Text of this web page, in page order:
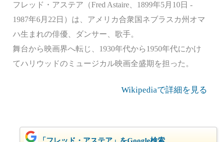
フレッド・アステア（Fred Astaire、1899年5月10日 -
1987年6月22日）は、アメリカ合衆国ネブラスカ州オマ
ハ生まれの俳優、ダンサー、歌手。
舞台から映画界へ転じ、1930年代から1950年代にかけ
てハリウッドのミュージカル映画全盛期を担った。
Wikipediaで詳細を見る